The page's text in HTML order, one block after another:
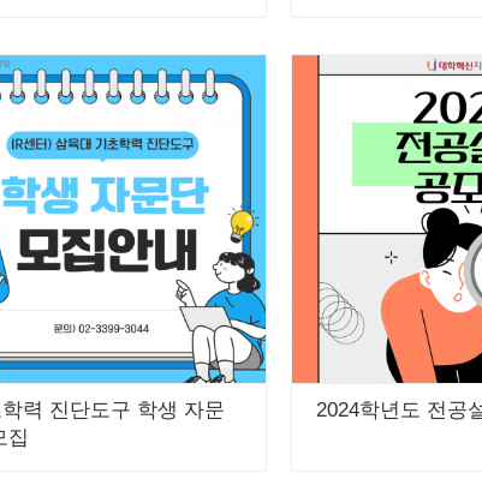
력 진단도구 학생 자문
집
2024학년도 전공